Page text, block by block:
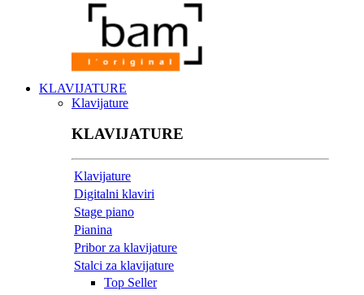
KLAVIJATURE
Klavijature
KLAVIJATURE
Klavijature
Digitalni klaviri
Stage piano
Pianina
Pribor za klavijature
Stalci za klavijature
Top Seller